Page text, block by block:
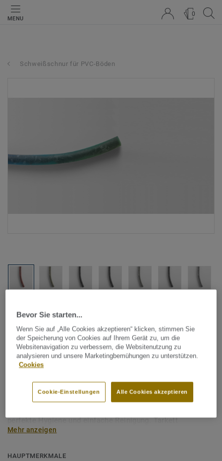
MENU
0
Schweißschnur für PVC-Böden
Tarkett Zubehör Komplettsortiment|Schweißschnüre
Schweißschnur für PVC-Böden
- Multicolour BEIGE 0424
Schweißschnüre werden zur thermischen Verschweißung
zweier PVC-Bahnen verwendet und sorgen für eine
perfekte Hygiene und einfache Reinigung. Tarkett
Schweißschnüre sind erhältlich in den Varianten Uni und
Bodenbelagssortiment abgestimmt. Durch die Verwendung
Mehr anzeigen
HAUPTMERKMALE
Bevor Sie starten...
Wenn Sie auf „Alle Cookies akzeptieren“ klicken, stimmen Sie
der Speicherung von Cookies auf Ihrem Gerät zu, um die
Websitenavigation zu verbessern, die Websitenutzung zu
analysieren und unsere Marketingbemühungen zu unterstützen.
Cookies
Alle Cookies akzeptieren
Cookie-Einstellungen